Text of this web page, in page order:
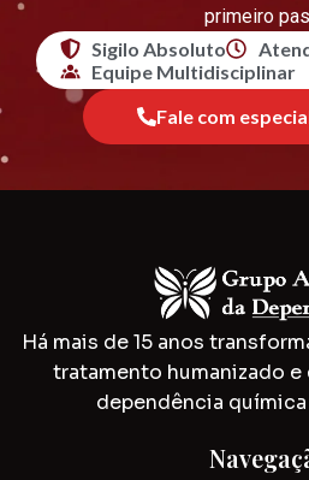
primeiro
Sigilo Absoluto
Equipe Multidisciplinar
Fale com
Há mais de 15 anos
tratamento humanizado e
dependência